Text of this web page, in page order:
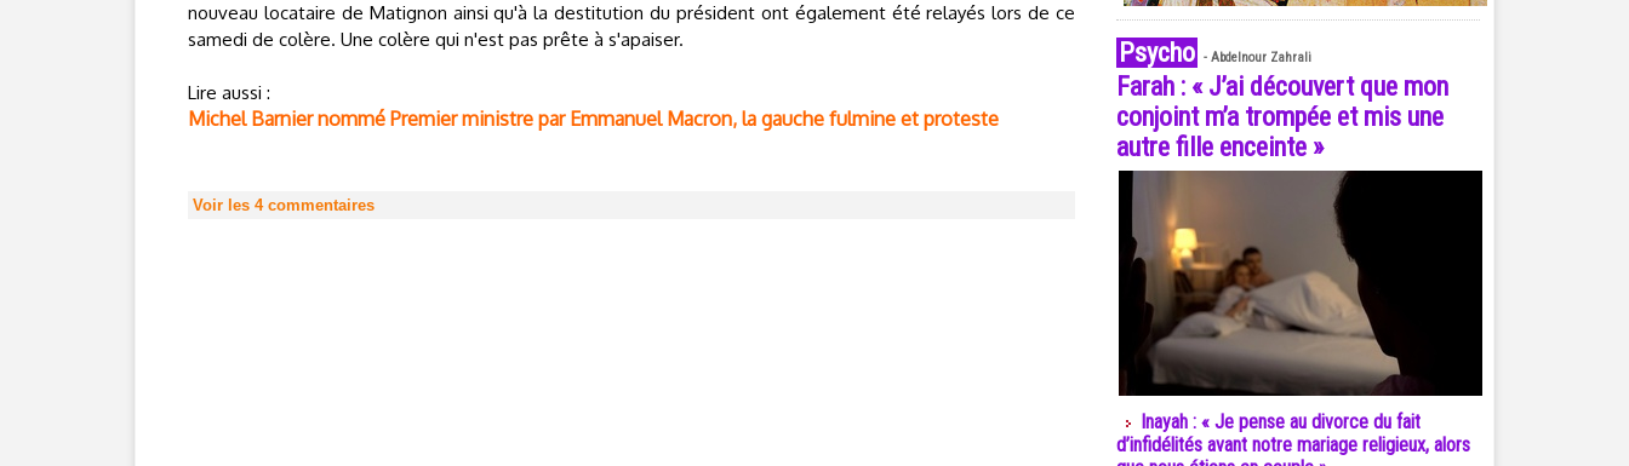
nouveau locataire de Matignon ainsi qu'à la destitution du président ont également été relayés lors de ce
samedi de colère. Une colère qui n'est pas prête à s'apaiser.
Lire aussi :
Michel Barnier nommé Premier ministre par Emmanuel Macron, la gauche fulmine et proteste
Voir les 4commentaires
Psycho - Abdelnour Zahrali
Farah : « J’ai découvert que mon
conjoint m’a trompée et mis une
autre fille enceinte »
Inayah : « Je pense au divorce du fait
d’infidélités avant notre mariage religieux, alors